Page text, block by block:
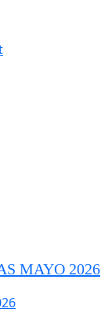
MAYO 2026